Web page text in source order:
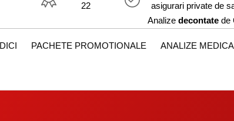
22
asigurari private de
Analize decontate de
PACHETE PROMOTIONALE ANALIZE